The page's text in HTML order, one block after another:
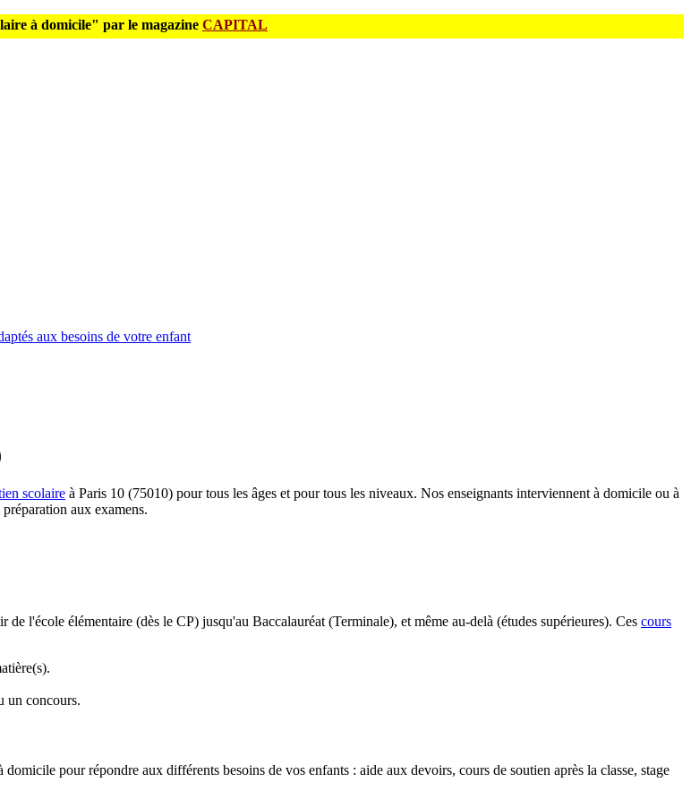
à domicile" par le magazine CAPITAL
aux besoins de votre enfant
scolaire à Paris 10 (75010) pour tous les âges et pour tous les niveaux. Nos enseignants interviennent à domicile ou à
aux examens.
l'école élémentaire (dès le CP) jusqu'au Baccalauréat (Terminale), et même au-delà (études supérieures). Ces cours
un concours.
pour répondre aux différents besoins de vos enfants : aide aux devoirs, cours de soutien après la classe, stage